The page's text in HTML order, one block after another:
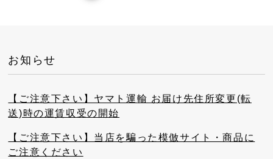
お知らせ
【ご注意下さい】ヤマト運輸 お届け先住所変更(転
送)時の運賃収受の開始
【ご注意下さい】当店を騙った模倣サイト・商品に
ご注意ください